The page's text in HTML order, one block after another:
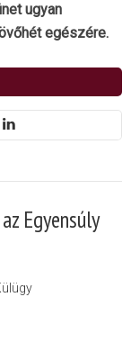
ugyan
egészére.
Egyensúly